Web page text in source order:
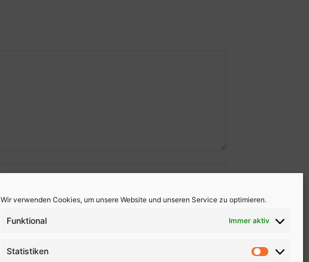
Wir verwenden Cookies, um unsere Website und unseren Service zu optimieren.
Funktional Immer aktiv
Statistiken